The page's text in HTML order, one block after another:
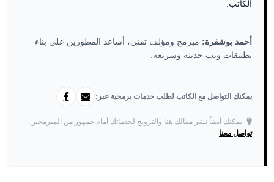
الكاتب.
أحمد بوشفرة: مبرمج ومؤلف تقني، أساعد المطورين على بناء
تطبيقات ويب حديثة وسريعة.
يمكنك التواصل مع الكاتب لطلب خدمات برمجية عبر:
يمكنك أيضاً نشر مقالك هنا والترويج لخدماتك أمام جمهور من المبرمجين.
تواصل معنا